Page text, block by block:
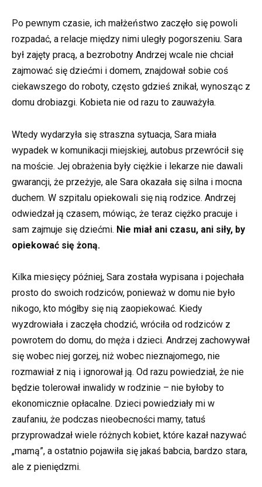
Po pewnym czasie, ich małżeństwo zaczęło się powoli
rozpadać, a relacje między nimi uległy pogorszeniu. Sara
był zajęty pracą, a bezrobotny Andrzej wcale nie chciał
zajmować się dziećmi i domem, znajdował sobie coś
ciekawszego do roboty, często gdzieś znikał, wynosząc z
domu drobiazgi. Kobieta nie od razu to zauważyła.
Wtedy wydarzyła się straszna sytuacja, Sara miała
wypadek w komunikacji miejskiej, autobus przewrócił się
na moście. Jej obrażenia były ciężkie i lekarze nie dawali
gwarancji, że przeżyje, ale Sara okazała się silna i mocna
duchem. W szpitalu opiekowali się nią rodzice. Andrzej
odwiedzał ją czasem, mówiąc, że teraz ciężko pracuje i
sam zajmuje się dziećmi. Nie miał ani czasu, ani siły, by
opiekować się żoną.
Kilka miesięcy później, Sara została wypisana i pojechała
prosto do swoich rodziców, ponieważ w domu nie było
nikogo, kto mógłby się nią zaopiekować. Kiedy
wyzdrowiała i zaczęła chodzić, wróciła od rodziców z
powrotem do domu, do męża i dzieci. Andrzej zachowywał
się wobec niej gorzej, niż wobec nieznajomego, nie
rozmawiał z nią i ignorował ją. Od razu powiedział, że nie
będzie tolerował inwalidy w rodzinie – nie byłoby to
ekonomicznie opłacalne. Dzieci powiedziały mi w
zaufaniu, że podczas nieobecności mamy, tatuś
przyprowadzał wiele różnych kobiet, które kazał nazywać
„mamą”, a ostatnio pojawiła się jakaś babcia, bardzo stara,
ale z pieniędzmi.